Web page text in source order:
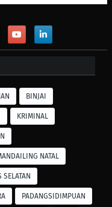
BINJAI
KRIMINAL
NATAL
SELATAN
PADANGSIDIMPUAN